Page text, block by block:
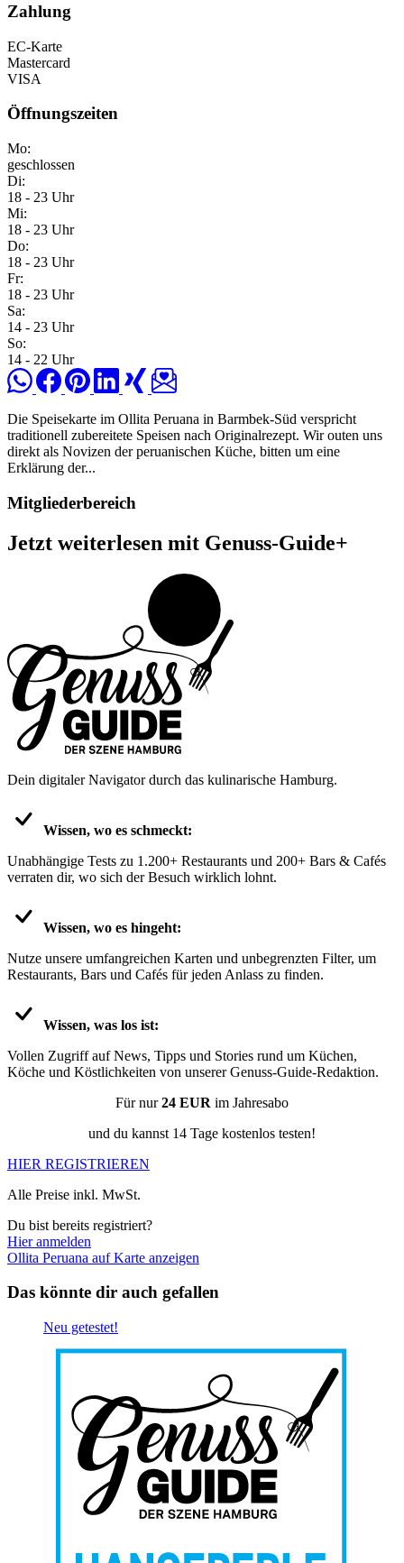
Zahlung
EC-Karte
Mastercard
VISA
Öffnungszeiten
Mo:
geschlossen
Di:
18 - 23 Uhr
Mi:
18 - 23 Uhr
Do:
18 - 23 Uhr
Fr:
18 - 23 Uhr
Sa:
14 - 23 Uhr
So:
14 - 22 Uhr
Die Speisekarte im Ollita Peruana in Barmbek-Süd verspricht
traditionell zubereitete Speisen nach Originalrezept. Wir outen uns
direkt als Novizen der peruanischen Küche, bitten um eine
Erklärung der...
Mitgliederbereich
Jetzt weiterlesen mit Genuss-Guide+
Dein digitaler Navigator durch das kulinarische Hamburg.
Wissen, wo es schmeckt:
Unabhängige Tests zu 1.200+ Restaurants und 200+ Bars & Cafés
verraten dir, wo sich der Besuch wirklich lohnt.
Wissen, wo es hingeht:
Nutze unsere umfangreichen Karten und unbegrenzten Filter, um
Restaurants, Bars und Cafés für jeden Anlass zu finden.
Wissen, was los ist:
Vollen Zugriff auf News, Tipps und Stories rund um Küchen,
Köche und Köstlichkeiten von unserer Genuss-Guide-Redaktion.
Für nur24 EUR im Jahresabo
und du kannst 14 Tage kostenlos testen!
HIER REGISTRIEREN
Alle Preise inkl. MwSt.
Du bist bereits registriert?
Hier anmelden
Ollita Peruana auf Karte anzeigen
Das könnte dir auch gefallen
Neu getestet!